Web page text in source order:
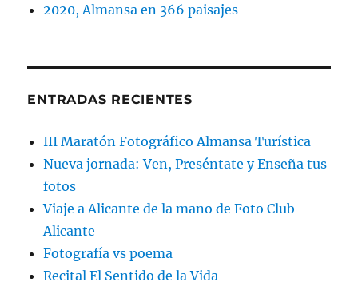
2020, Almansa en 366 paisajes
ENTRADAS RECIENTES
III Maratón Fotográfico Almansa Turística
Nueva jornada: Ven, Preséntate y Enseña tus
fotos
Viaje a Alicante de la mano de Foto Club
Alicante
Fotografía vs poema
Recital El Sentido de la Vida